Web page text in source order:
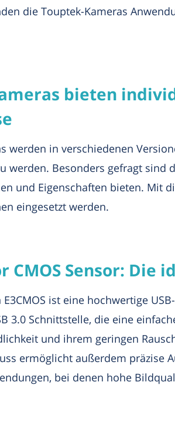
die Touptek-Kameras
bieten
werden in verschiedenen
werden. Besonders gefragt sind
und Eigenschaften bieten. Mit
eingesetzt werden.
CMOS Sensor: Die
ist eine hochwertige
3.0 Schnittstelle, die eine
und ihrem geringen
ermöglicht außerdem präzise
bei denen hohe